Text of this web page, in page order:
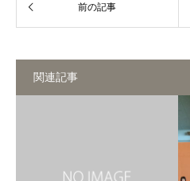
関連記事